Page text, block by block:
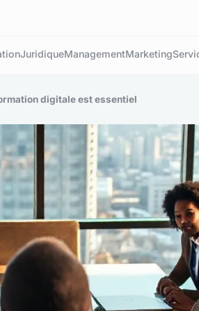
JuridiqueManagementMarketing
digitale est essentiel